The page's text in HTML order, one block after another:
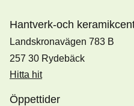
Hantverk-och
Landskronavägen 783 B
257 30 Rydebäck
Hitta hit
Öppettider